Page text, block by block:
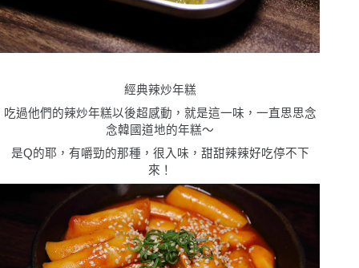
經典辣炒年糕
吃過他們的辣炒年糕以後超感動，就是這一味，一直思思念
念韓國道地的年糕〜
是Q的耶，有嚼勁的那種，很入味，甜甜辣辣好吃停不下
來！